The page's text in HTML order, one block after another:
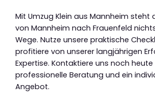
Mit Umzug Klein aus Mannheim steht
von Mannheim nach Frauenfeld
Wege. Nutze unsere praktische
profitiere von unserer langjährigen
Expertise. Kontaktiere uns noch heute
professionelle Beratung und ein
Angebot.